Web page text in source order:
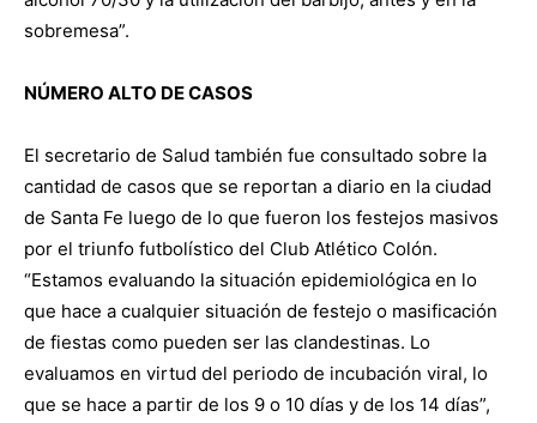
sobremesa”.
NÚMERO ALTO DE CASOS
El secretario de Salud también fue consultado sobre la
cantidad de casos que se reportan a diario en la ciudad
de Santa Fe luego de lo que fueron los festejos masivos
por el triunfo futbolístico del Club Atlético Colón.
“Estamos evaluando la situación epidemiológica en lo
que hace a cualquier situación de festejo o masificación
de fiestas como pueden ser las clandestinas. Lo
evaluamos en virtud del periodo de incubación viral, lo
que se hace a partir de los 9 o 10 días y de los 14 días”,